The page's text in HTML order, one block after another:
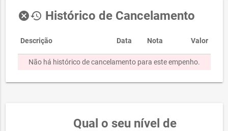
cancelhistory Histórico de Cancelamento
Descrição Data Nota Valor
Não há histórico de cancelamento para este empenho.
Qual o seu nível de